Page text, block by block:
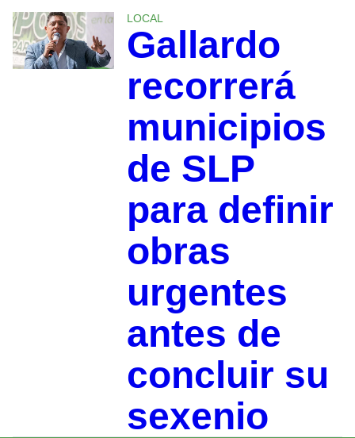
LOCAL
Gallardo
recorrerá
municipios
de SLP
para definir
obras
urgentes
antes de
concluir su
sexenio